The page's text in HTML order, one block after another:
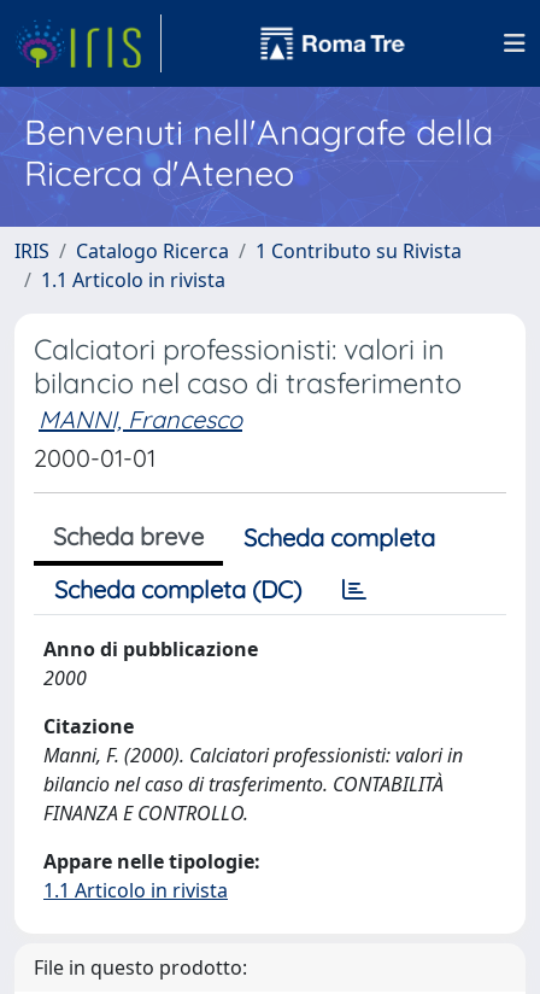
Benvenuti nell'Anagrafe della
Ricerca d'Ateneo
IRIS Catalogo Ricerca
1 Contributo su Rivista
1.1 Articolo in rivista
Calciatori professionisti: valori in
bilancio nel caso di trasferimento
MANNI, Francesco
2000-01-01
Scheda breve
Scheda completa
Scheda completa (DC)
Anno di pubblicazione
2000
Citazione
Manni, F. (2000). Calciatori professionisti: valori in
bilancio nel caso di trasferimento. CONTABILITÀ
FINANZA E CONTROLLO.
Appare nelle tipologie:
1.1 Articolo in rivista
File in questo prodotto: